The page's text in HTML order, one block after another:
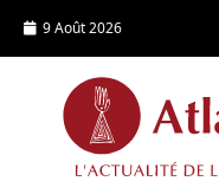
9 Août 2026